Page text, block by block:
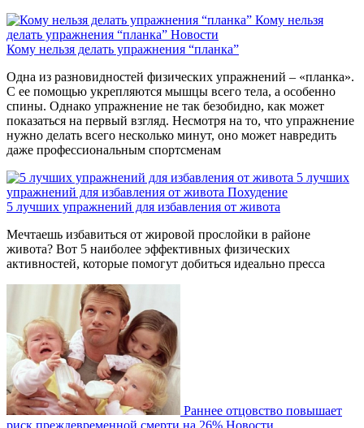
Кому нельзя
делать упражнения “планка” Новости
Кому нельзя делать упражнения “планка”
Одна из разновидностей физических упражнений – «планка».
С ее помощью укрепляются мышцы всего тела, а особенно
спины. Однако упражнение не так безобидно, как может
показаться на первый взгляд. Несмотря на то, что упражнение
нужно делать всего несколько минут, оно может навредить
даже профессиональным спортсменам
5 лучших
упражнений для избавления от живота Похудение
5 лучших упражнений для избавления от живота
Мечтаешь избавиться от жировой прослойки в районе
живота? Вот 5 наиболее эффективных физических
активностей, которые помогут добиться идеально пресса
Раннее отцовство повышает
риск преждевременной смерти на 26% Новости